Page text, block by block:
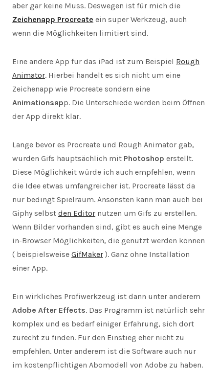
aber gar keine Muss. Deswegen ist für mich die
Zeichenapp Procreate ein super Werkzeug, auch
wenn die Möglichkeiten limitiert sind.
Eine andere App für das iPad ist zum Beispiel Rough
Animator. Hierbei handelt es sich nicht um eine
Zeichenapp wie Procreate sondern eine
Animationsapp. Die Unterschiede werden beim Öffnen
der App direkt klar.
Lange bevor es Procreate und Rough Animator gab,
wurden Gifs hauptsächlich mit Photoshop erstellt.
Diese Möglichkeit würde ich auch empfehlen, wenn
die Idee etwas umfangreicher ist. Procreate lässt da
nur bedingt Spielraum. Ansonsten kann man auch bei
Giphy selbst den Editor nutzen um Gifs zu erstellen.
Wenn Bilder vorhanden sind, gibt es auch eine Menge
in-Browser Möglichkeiten, die genutzt werden können
( beispielsweise GifMaker ). Ganz ohne Installation
einer App.
Ein wirkliches Profiwerkzeug ist dann unter anderem
Adobe After Effects. Das Programm ist natürlich sehr
komplex und es bedarf einiger Erfahrung, sich dort
zurecht zu finden. Für den Einstieg eher nicht zu
empfehlen. Unter anderem ist die Software auch nur
im kostenpflichtigen Abomodell von Adobe zu haben.